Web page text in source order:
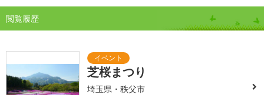
閲覧履歴
芝桜まつり
埼玉県・秩父市